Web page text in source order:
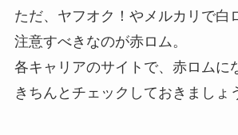
ただ、ヤフオク！やメルカリで白
注意すべきなのが赤ロム。
各キャリアのサイトで、赤ロムに
きちんとチェックしておきましょ